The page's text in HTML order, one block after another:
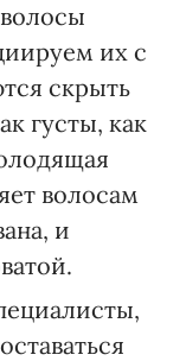
их с
скрыть
густы, как
волосам
и